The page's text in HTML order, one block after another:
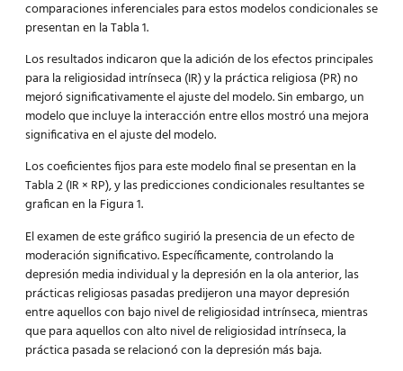
comparaciones inferenciales para estos modelos condicionales se
presentan en la Tabla 1.
Los resultados indicaron que la adición de los efectos principales
para la religiosidad intrínseca (IR) y la práctica religiosa (PR) no
mejoró significativamente el ajuste del modelo. Sin embargo, un
modelo que incluye la interacción entre ellos mostró una mejora
significativa en el ajuste del modelo.
Los coeficientes fijos para este modelo final se presentan en la
Tabla 2 (IR × RP), y las predicciones condicionales resultantes se
grafican en la Figura 1.
El examen de este gráfico sugirió la presencia de un efecto de
moderación significativo. Específicamente, controlando la
depresión media individual y la depresión en la ola anterior, las
prácticas religiosas pasadas predijeron una mayor depresión
entre aquellos con bajo nivel de religiosidad intrínseca, mientras
que para aquellos con alto nivel de religiosidad intrínseca, la
práctica pasada se relacionó con la depresión más baja.